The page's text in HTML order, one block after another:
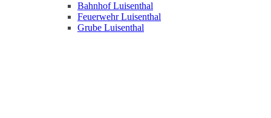
Bahnhof Luisenthal
Feuerwehr Luisenthal
Grube Luisenthal